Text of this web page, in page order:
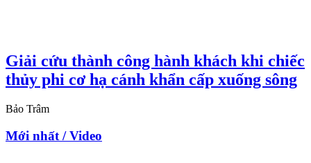
Giải cứu thành công hành khách khi chiếc
thủy phi cơ hạ cánh khẩn cấp xuống sông
Bảo Trâm
Mới nhất / Video